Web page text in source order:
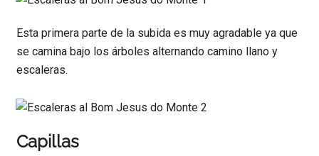
Esta primera parte de la subida es muy agradable ya que
se camina bajo los árboles alternando camino llano y
escaleras.
Capillas